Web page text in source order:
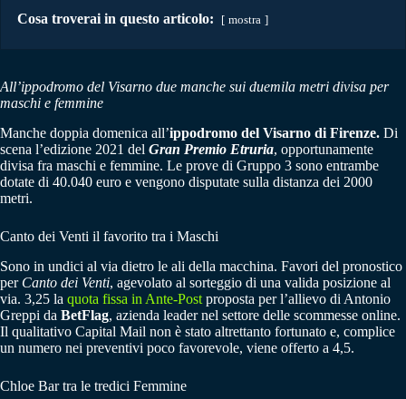
Cosa troverai in questo articolo: mostra
All’ippodromo del Visarno due manche sui duemila metri divisa per
maschi e femmine
Manche doppia domenica all’ippodromo del Visarno di Firenze. Di
scena l’edizione 2021 del Gran Premio Etruria, opportunamente
divisa fra maschi e femmine. Le prove di Gruppo 3 sono entrambe
dotate di 40.040 euro e vengono disputate sulla distanza dei 2000
metri.
Canto dei Venti il favorito tra i Maschi
Sono in undici al via dietro le ali della macchina. Favori del pronostico
per Canto dei Venti, agevolato al sorteggio di una valida posizione al
via. 3,25 la quota fissa in Ante-Post proposta per l’allievo di Antonio
Greppi da BetFlag, azienda leader nel settore delle scommesse online.
Il qualitativo Capital Mail non è stato altrettanto fortunato e, complice
un numero nei preventivi poco favorevole, viene offerto a 4,5.
Chloe Bar tra le tredici Femmine